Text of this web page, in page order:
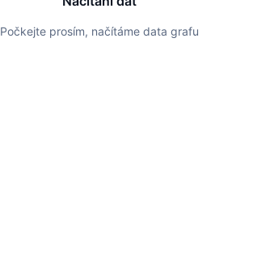
Počkejte prosím, načítáme data grafu